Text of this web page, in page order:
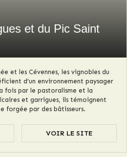
et du Pic Saint
et les Cévennes, les vignobles du
d’un environnement paysager
fois par le pastoralisme et la
et garrigues, ils témoignent
forgée par des bâtisseurs.
VOIR LE SITE